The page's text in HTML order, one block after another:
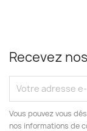
Recevez
Vous pouvez vous
nos informations de